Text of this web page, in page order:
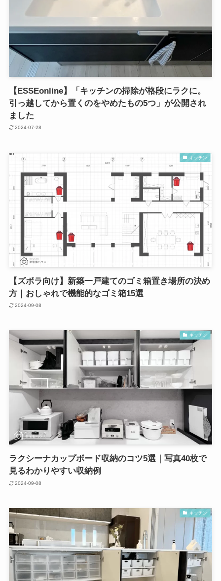
【ESSEonline】「キッチンの掃除が格段にラクに。
引っ越してから置くのをやめたもの5つ」が公開され
ました
2024-07-28
キッチン
【ズボラ向け】新築一戸建てのゴミ箱置き場所の決め
方｜おしゃれで機能的なゴミ箱15選
2024-09-08
キッチン
ラクシーナカップボード収納のコツ5選｜写真40枚で
見るわかりやすい収納例
2024-09-08
キッチン